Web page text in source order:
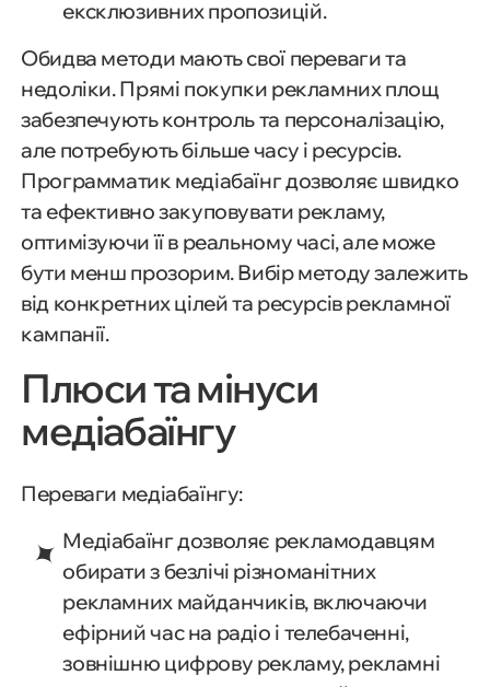
ексклюзивних пропозицій.
Обидва методи мають свої переваги та
недоліки. Прямі покупки рекламних площ
забезпечують контроль та персоналізацію,
але потребують більше часу і ресурсів.
Программатик медіабаїнг дозволяє швидко
та ефективно закуповувати рекламу,
оптимізуючи її в реальному часі, але може
бути менш прозорим. Вибір методу залежить
від конкретних цілей та ресурсів рекламної
кампанії.
Плюси та мінуси
медіабаїнгу
Переваги медіабаїнгу:
Медіабаїнг дозволяє рекламодавцям
обирати з безлічі різноманітних
рекламних майданчиків, включаючи
ефірний час на радіо і телебаченні,
зовнішню цифрову рекламу, рекламні